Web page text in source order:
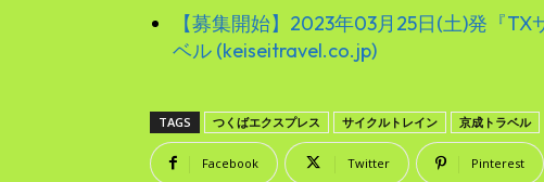
【募集開始】2023年03月25日(土)発『
ベル (keiseitravel.co.jp)
TAGS つくばエクスプレス サイクルトレイン 京成トラベル
Facebook Twitter Pinterest